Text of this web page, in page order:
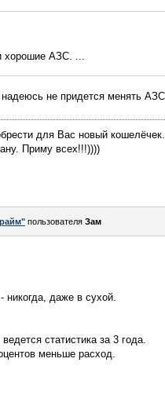
хорошие АЗС. ...
не придется менять
для Вас новый
Приму всех!!!))))
пользователя Зам
никогда, даже в сухой.
статистика за 3 года.
меньше расход.